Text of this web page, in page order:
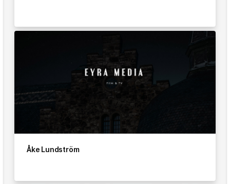
Åke Lundström